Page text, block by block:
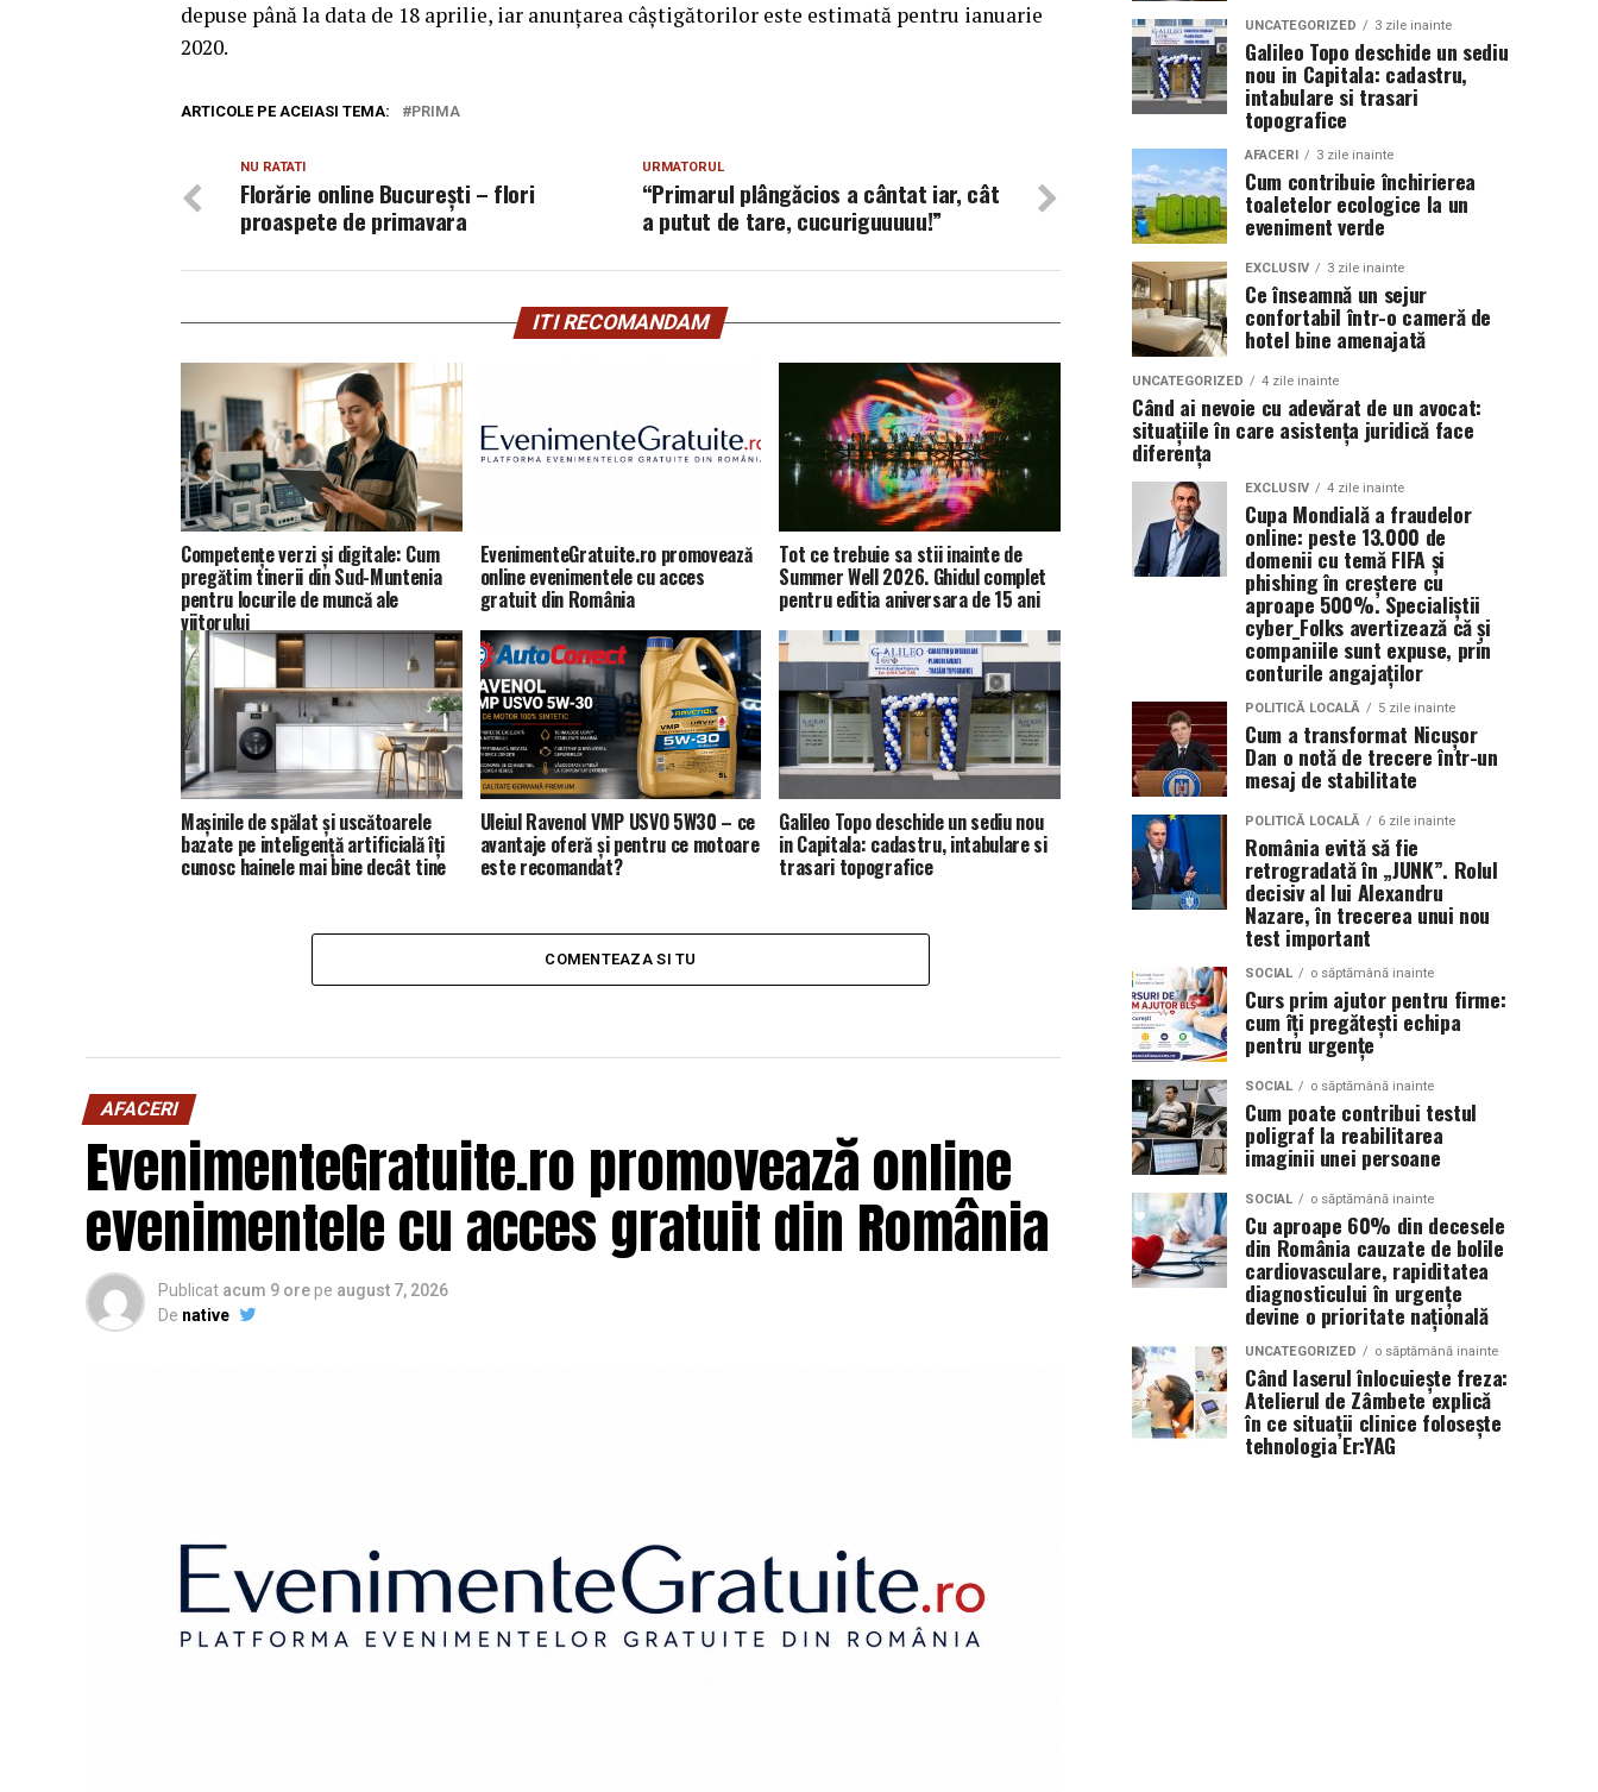
depuse până la data de 18 aprilie, iar anunţarea câştigătorilor este estimată pentru ianuarie
2020.
ARTICOLE PE ACEIASI TEMA: PRIMA
URMATORUL
“Primarul plângăcios a cântat iar, cât
a putut de tare, cucuriguuuuu!”
NU RATATI
Florărie online Bucureşti – flori
proaspete de primavara
ITI RECOMANDAM
Competențe verzi și digitale: Cum
pregătim tinerii din Sud-Muntenia
pentru locurile de muncă ale
viitorului
EvenimenteGratuite.ro promovează
online evenimentele cu acces
gratuit din România
Tot ce trebuie sa stii inainte de
Summer Well 2026. Ghidul complet
pentru editia aniversara de 15 ani
Mașinile de spălat și uscătoarele
bazate pe inteligență artificială îți
cunosc hainele mai bine decât tine
Uleiul Ravenol VMP USVO 5W30 – ce
avantaje oferă și pentru ce motoare
este recomandat?
Galileo Topo deschide un sediu nou
in Capitala: cadastru, intabulare si
trasari topografice
COMENTEAZA SI TU
AFACERI
EvenimenteGratuite.ro promovează online
evenimentele cu acces gratuit din România
Publicat acum 9 ore pe august 7, 2026
De native
UNCATEGORIZED 3 zile inainte
Galileo Topo deschide un sediu
nou in Capitala: cadastru,
intabulare si trasari
topografice
AFACERI 3 zile inainte
Cum contribuie închirierea
toaletelor ecologice la un
eveniment verde
EXCLUSIV 3 zile inainte
Ce înseamnă un sejur
confortabil într-o cameră de
hotel bine amenajată
UNCATEGORIZED 4 zile inainte
Când ai nevoie cu adevărat de un avocat:
situațiile în care asistența juridică face
diferența
EXCLUSIV 4 zile inainte
Cupa Mondială a fraudelor
online: peste 13.000 de
domenii cu temă FIFA și
phishing în creștere cu
aproape 500%. Specialiștii
cyber_Folks avertizează că și
companiile sunt expuse, prin
conturile angajaților
POLITICĂ LOCALĂ 5 zile inainte
Cum a transformat Nicușor
Dan o notă de trecere într-un
mesaj de stabilitate
POLITICĂ LOCALĂ 6 zile inainte
România evită să fie
retrogradată în „JUNK”. Rolul
decisiv al lui Alexandru
Nazare, în trecerea unui nou
test important
SOCIAL o săptămână inainte
Curs prim ajutor pentru firme:
cum îți pregătești echipa
pentru urgențe
SOCIAL o săptămână inainte
Cum poate contribui testul
poligraf la reabilitarea
imaginii unei persoane
SOCIAL o săptămână inainte
Cu aproape 60% din decesele
din România cauzate de bolile
cardiovasculare, rapiditatea
diagnosticului în urgențe
devine o prioritate națională
UNCATEGORIZED o săptămână inainte
Când laserul înlocuiește freza:
Atelierul de Zâmbete explică
în ce situații clinice folosește
tehnologia Er:YAG